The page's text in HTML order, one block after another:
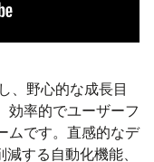
、野心的な成長目
効率的でユーザーフ
ムです。直感的なデ
する自動化機能、